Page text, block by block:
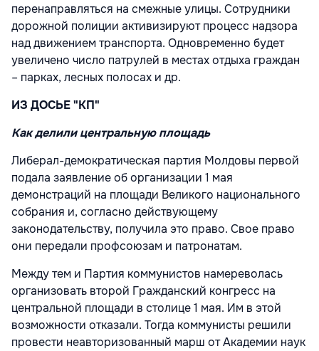
перенаправляться на смежные улицы. Сотрудники
дорожной полиции активизируют процесс надзора
над движением транспорта. Одновременно будет
увеличено число патрулей в местах отдыха граждан
– парках, лесных полосах и др.
ИЗ ДОСЬЕ "КП"
Как делили центральную площадь
Либерал-демократическая партия Молдовы первой
подала заявление об организации 1 мая
демонстраций на площади Великого национального
собрания и, согласно действующему
законодательству, получила это право. Свое право
они передали профсоюзам и патронатам.
Между тем и Партия коммунистов намереволась
организовать второй Гражданский конгресс на
центральной площади в столице 1 мая. Им в этой
возможности отказали. Тогда коммунисты решили
провести неавторизованный марш от Академии наук